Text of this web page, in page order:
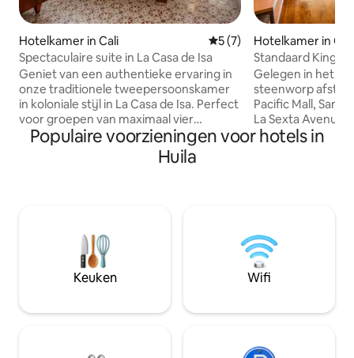
Hotelkamer in Cali Gemiddelde beoordeling
5 (7)
Spectaculaire suite in La Casa de Isa
Geniet van een authentieke ervaring in
onze traditionele tweepersoonskamer
in koloniale stijl in La Casa de Isa. Perfect
voor groepen van maximaal vier
personen, het beschikt over een
slaapkamer met een tweepersoonsbed,
een slaapbank voor twee personen, een
meest kleurrijke straten van Cali
verkent. Ideaal voor reizigers die op
zoek zijn naar comfort, goede vibes en
een authentieke plek in het hart van San
Hotelkamer in Cali
Standaard King-
Gelegen in het
steenworp
Pacific Mall,
La Sexta Avenue,
familiehotel met
grote kamers
dagelijkse
beveiliging voor
het bruisende
Populaire voorzieningen voor hotels in
Huila
Keuken Wifi